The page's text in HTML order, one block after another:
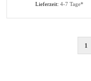
Lieferzeit: 4-7 Tage*
1